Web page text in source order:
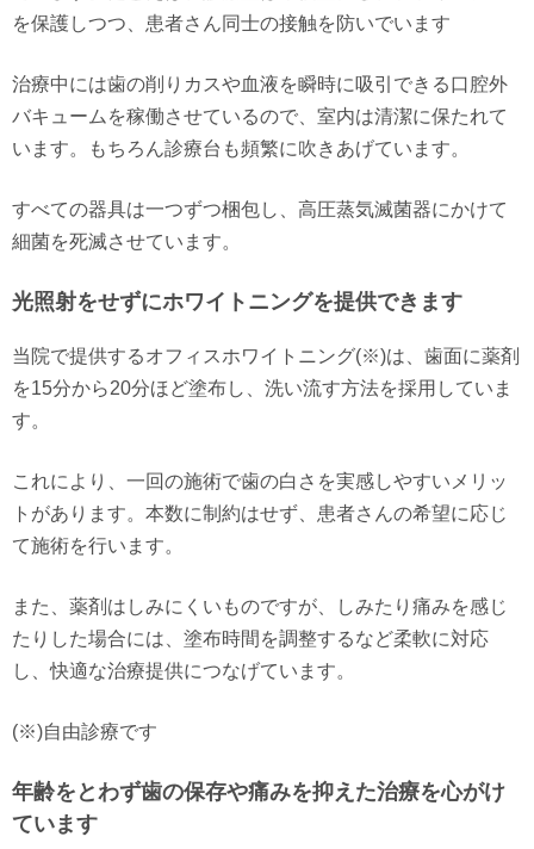
を保護しつつ、患者さん同士の接触を防いでいます
治療中には歯の削りカスや血液を瞬時に吸引できる口腔外
バキュームを稼働させているので、室内は清潔に保たれて
います。もちろん診療台も頻繁に吹きあげています。
すべての器具は一つずつ梱包し、高圧蒸気滅菌器にかけて
細菌を死滅させています。
光照射をせずにホワイトニングを提供できます
当院で提供するオフィスホワイトニング(※)は、歯面に薬剤
を15分から20分ほど塗布し、洗い流す方法を採用していま
す。
これにより、一回の施術で歯の白さを実感しやすいメリッ
トがあります。本数に制約はせず、患者さんの希望に応じ
て施術を行います。
また、薬剤はしみにくいものですが、しみたり痛みを感じ
たりした場合には、塗布時間を調整するなど柔軟に対応
し、快適な治療提供につなげています。
(※)自由診療です
年齢をとわず歯の保存や痛みを抑えた治療を心がけ
ています